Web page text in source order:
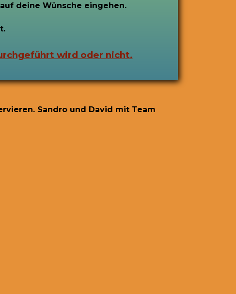
auf deine Wünsche eingehen.
wird oder nicht.
Sandro und David mit Team